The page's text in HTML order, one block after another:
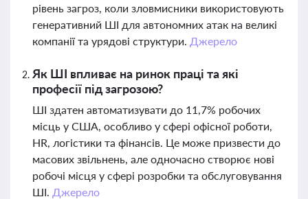
рівень загроз, коли зловмисники використовують
генеративний ШІ для автономних атак на великі
компанії та урядові структури. Джерело
Як ШІ впливає на ринок праці та які
професії під загрозою?
ШІ здатен автоматизувати до 11,7% робочих
місць у США, особливо у сфері офісної роботи,
HR, логістики та фінансів. Це може призвести до
масових звільнень, але одночасно створює нові
робочі місця у сфері розробки та обслуговування
ШІ. Джерело